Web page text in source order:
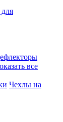
все
Чехлы на